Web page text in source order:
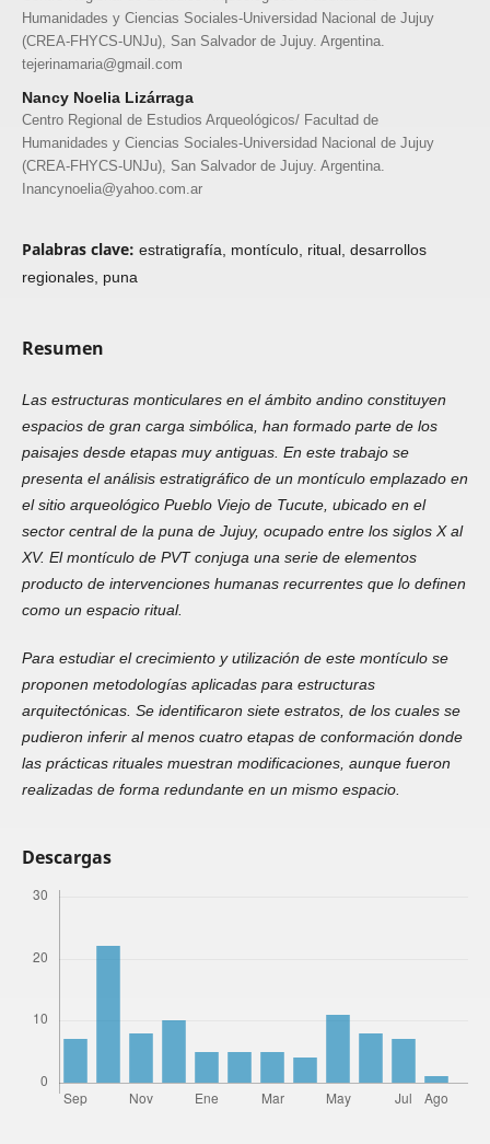
Humanidades y Ciencias Sociales-Universidad Nacional de Jujuy
(CREA-FHYCS-UNJu), San Salvador de Jujuy. Argentina.
tejerinamaria@gmail.com
Nancy Noelia Lizárraga
Centro Regional de Estudios Arqueológicos/ Facultad de
Humanidades y Ciencias Sociales-Universidad Nacional de Jujuy
(CREA-FHYCS-UNJu), San Salvador de Jujuy. Argentina.
Inancynoelia@yahoo.com.ar
Palabras clave: estratigrafía, montículo, ritual, desarrollos
regionales, puna
Resumen
Las estructuras monticulares en el ámbito andino constituyen
espacios de gran carga simbólica, han formado parte de los
paisajes desde etapas muy antiguas. En este trabajo se
presenta el análisis estratigráfico de un montículo emplazado en
el sitio arqueológico Pueblo Viejo de Tucute, ubicado en el
sector central de la puna de Jujuy, ocupado entre los siglos X al
XV. El montículo de PVT conjuga una serie de elementos
producto de intervenciones humanas recurrentes que lo definen
como un espacio ritual.
Para estudiar el crecimiento y utilización de este montículo se
proponen metodologías aplicadas para estructuras
arquitectónicas. Se identificaron siete estratos, de los cuales se
pudieron inferir al menos cuatro etapas de conformación donde
las prácticas rituales muestran modificaciones, aunque fueron
realizadas de forma redundante en un mismo espacio.
Descargas